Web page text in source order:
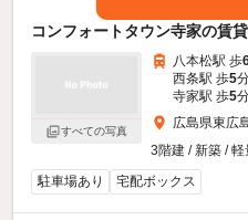
コンフォートタウン寺家の賃
すべての写真
八本松駅 歩
西条駅 歩5
寺家駅 歩5
広島県東広
3階建 / 新築 /
駐車場あり
宅配ボックス